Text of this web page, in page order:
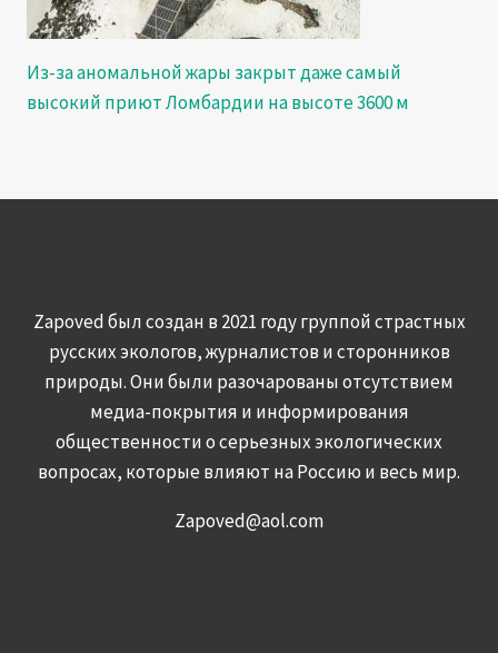
Из-за аномальной жары закрыт даже самый
высокий приют Ломбардии на высоте 3600 м
Zapoved был создан в 2021 году группой страстных
русских экологов, журналистов и сторонников
природы. Они были разочарованы отсутствием
медиа-покрытия и информирования
общественности о серьезных экологических
вопросах, которые влияют на Россию и весь мир.
Zapoved@aol.com